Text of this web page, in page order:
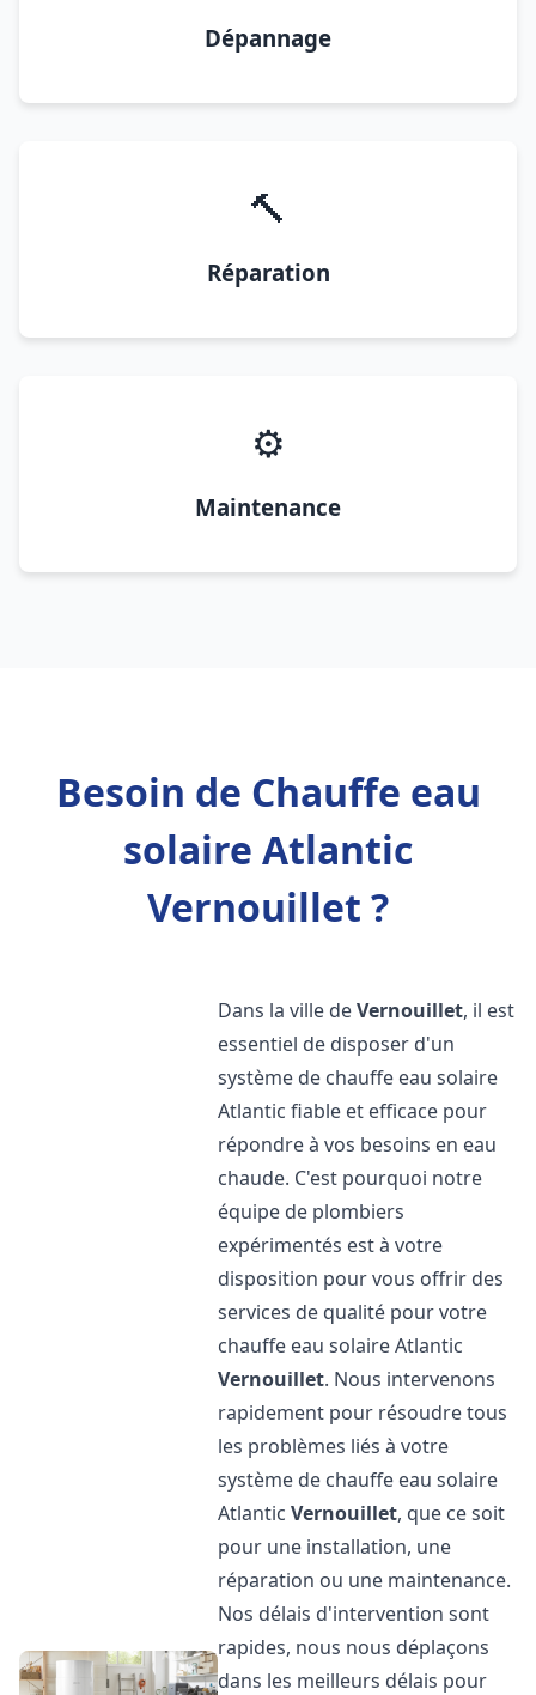
Dépannage
🔨
Réparation
⚙️
Maintenance
Besoin de Chauffe eau
solaire Atlantic
Vernouillet ?
Dans la ville deVernouillet, il est
essentiel de disposer d'un
système de chauffe eau solaire
Atlantic fiable et efficace pour
répondre à vos besoins en eau
chaude. C'est pourquoi notre
équipe de plombiers
expérimentés est à votre
disposition pour vous offrir des
services de qualité pour votre
chauffe eau solaire Atlantic
Vernouillet. Nous intervenons
rapidement pour résoudre tous
les problèmes liés à votre
système de chauffe eau solaire
AtlanticVernouillet, que ce soit
pour une installation, une
réparation ou une maintenance.
Nos délais d'intervention sont
rapides, nous nous déplaçons
dans les meilleurs délais pour